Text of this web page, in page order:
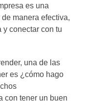
es una
manera efectiva,
y conectar con tu
una de las
es ¿cómo hago
con tener un buen